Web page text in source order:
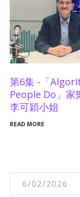
第6集 -「
People Do」家
李可穎小姐
READ MORE
6/02/2026